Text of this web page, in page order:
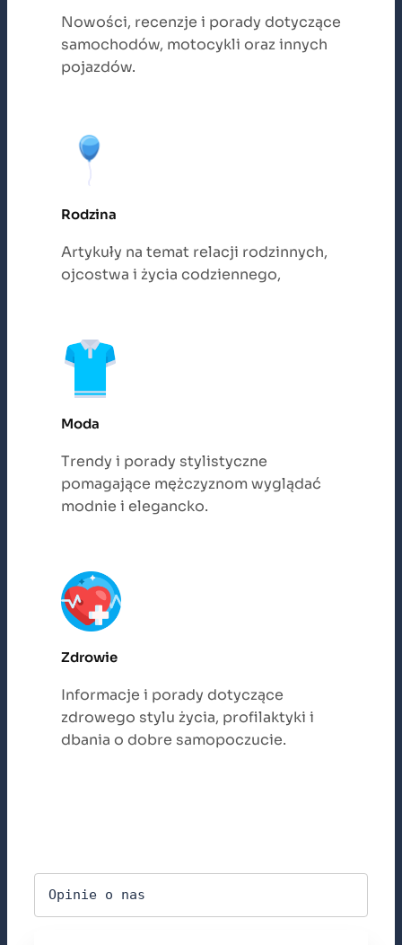
Nowości, recenzje i porady dotyczące
samochodów, motocykli oraz innych
pojazdów.
Rodzina
Artykuły na temat relacji rodzinnych,
ojcostwa i życia codziennego,
Moda
Trendy i porady stylistyczne
pomagające mężczyznom wyglądać
modnie i elegancko.
Zdrowie
Informacje i porady dotyczące
zdrowego stylu życia, profilaktyki i
dbania o dobre samopoczucie.
Opinie o nas